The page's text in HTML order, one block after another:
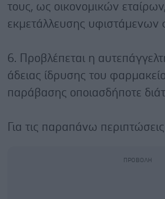
τους, ως οικονομικών εταίρων,
εκμετάλλευσης υφιστάμενων
6. Προβλέπεται η
άδειας ίδρυσης του
παράβασης οποιασδήποτε
Για τις παραπάνω